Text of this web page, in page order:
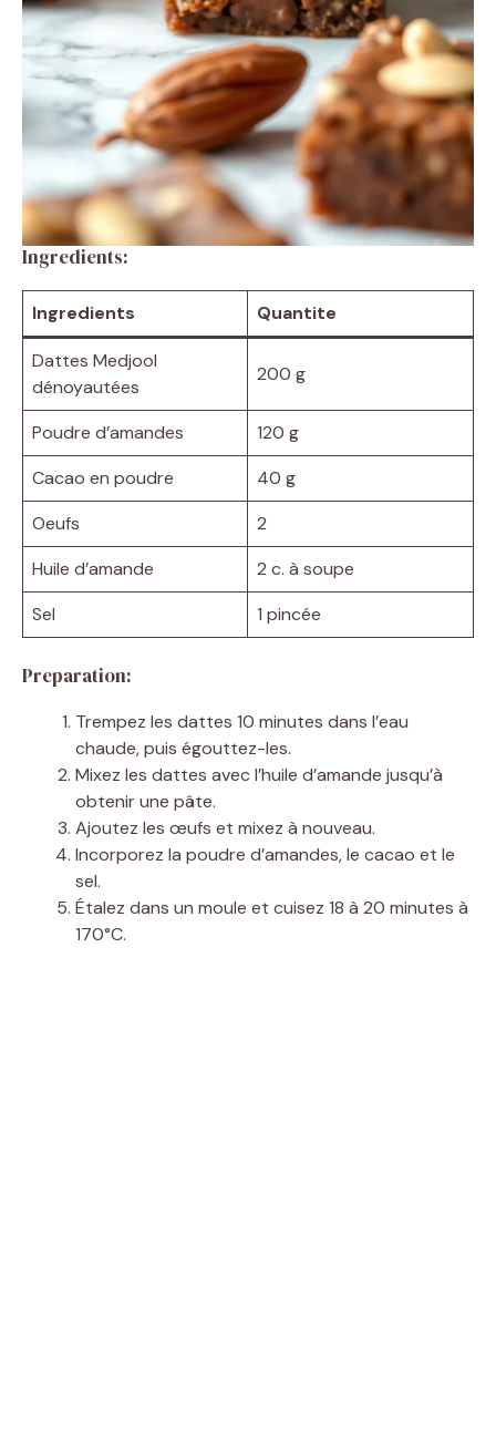
Ingredients:
Ingredients Quantite
Dattes Medjool
dénoyautées
200 g
Poudre d’amandes
120 g
Cacao en poudre
40 g
Oeufs
2
Huile d’amande
2 c. à soupe
Sel
1 pincée
Preparation:
Trempez les dattes 10 minutes dans l’eau
chaude, puis égouttez-les.
Mixez les dattes avec l’huile d’amande jusqu’à
obtenir une pâte.
Ajoutez les œufs et mixez à nouveau.
Incorporez la poudre d’amandes, le cacao et le
sel.
Étalez dans un moule et cuisez 18 à 20 minutes à
170°C.